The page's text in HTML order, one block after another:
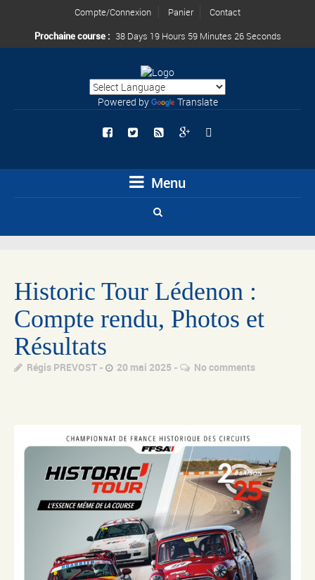
Compte/Connexion Panier
Contact
Prochaine course : 38 Days 19 Hours 59 Minutes 24 Seconds
Powered by Translate
Menu
Historic Tour Lédenon :
Compte rendu, Photos et
Résultats
Régis PREVOST 20 mai 2025 No comments